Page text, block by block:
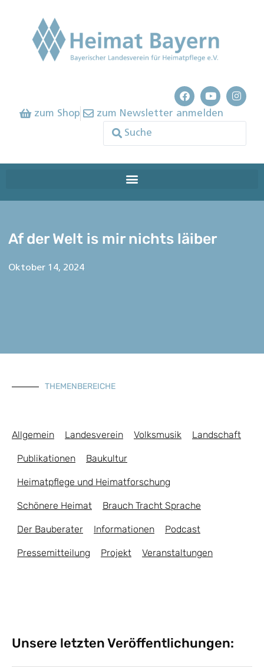
zum Shop zum Newsletter anmelden
Af der Welt is mir nichts läiber
Oktober 14, 2024
THEMENBEREICHE
Allgemein Landesverein Volksmusik Landschaft
Publikationen Baukultur
Heimatpflege und Heimatforschung
Schönere Heimat Brauch Tracht Sprache
Der Bauberater Informationen Podcast
Pressemitteilung Projekt Veranstaltungen
Unsere letzten Veröffentlichungen: